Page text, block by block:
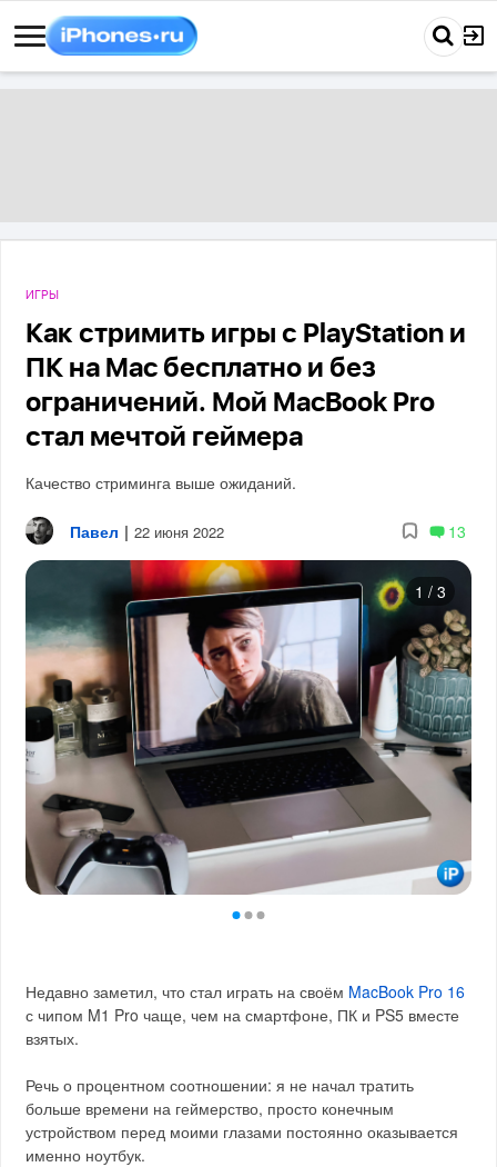
ИГРЫ
Как стримить игры с PlayStation и
ПК на Mac бесплатно и без
ограничений. Мой MacBook Pro
стал мечтой геймера
Качество стриминга выше ожиданий.
Павел | 22 июня 2022 13
1 / 3
Недавно заметил, что стал играть на своём MacBook Pro 16
с чипом M1 Pro чаще, чем на смартфоне, ПК и PS5 вместе
взятых.
Речь о процентном соотношении: я не начал тратить
больше времени на геймерство, просто конечным
устройством перед моими глазами постоянно оказывается
именно ноутбук.